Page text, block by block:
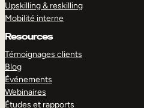
Upskilling & reskilling
Mobilité interne
Resources
Témoignages clients
Blog
Événements
Webinaires
Études et rapports